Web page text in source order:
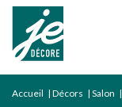
Accueil | Décors | Salon |